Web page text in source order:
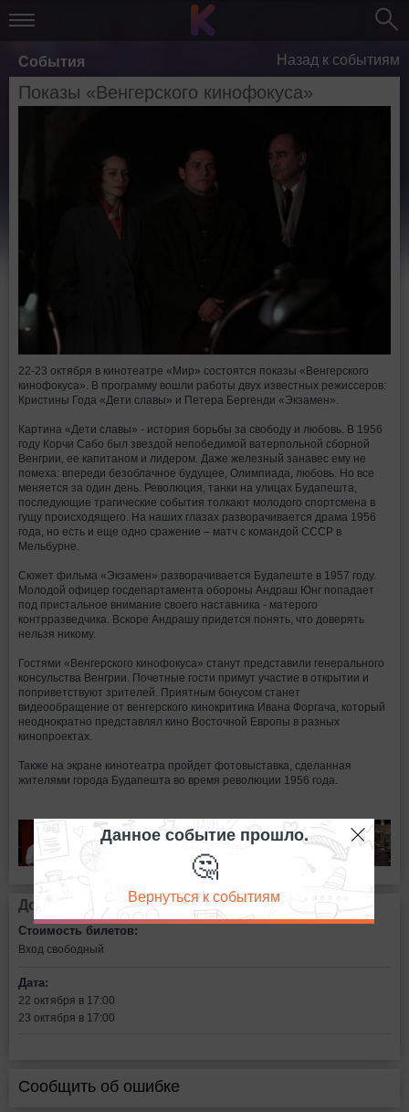
События Назад к событиям
Показы «Венгерского кинофокуса»
22-23 октября в кинотеатре «Мир» состоятся показы «Венгерского
кинофокуса». В программу вошли работы двух известных режиссеров:
Кристины Года «Дети славы» и Петера Бергенди «Экзамен».
Картина «Дети славы» - история борьбы за свободу и любовь. В 1956
году Корчи Сабо был звездой непобедимой ватерпольной сборной
Венгрии, ее капитаном и лидером. Даже железный занавес ему не
помеха: впереди безоблачное будущее, Олимпиада, любовь. Но все
меняется за один день. Революция, танки на улицах Будапешта,
последующие трагические события толкают молодого спортсмена в
гущу происходящего. На наших глазах разворачивается драма 1956
года, но есть и еще одно сражение – матч с командой СССР в
Мельбурне.
Сюжет фильма «Экзамен» разворачивается Будапеште в 1957 году.
Молодой офицер госдепартамента обороны Андраш Юнг попадает
под пристальное внимание своего наставника - матерого
контрразведчика. Вскоре Андрашу придется понять, что доверять
нельзя никому.
Гостями «Венгерского кинофокуса» станут представили генерального
консульства Венгрии. Почетные гости примут участие в открытии и
поприветствуют зрителей. Приятным бонусом станет
видеообращение от венгерского кинокритика Ивана Форгача, который
неоднократно представлял кино Восточной Европы в разных
кинопроектах.
Также на экране кинотеатра пройдет фотовыставка, сделанная
жителями города Будапешта во время революции 1956 года.
Дополнительная информация
Стоимость билетов:
Вход свободный
Дата:
22 октября в 17:00
23 октября в 17:00
Сообщить об ошибке
Данное событие прошло.
🤔
Вернуться к событиям